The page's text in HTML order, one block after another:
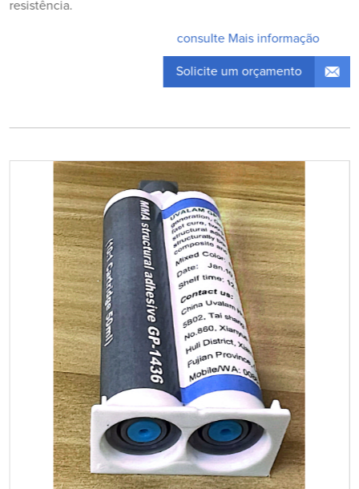
resistência.
consulte Mais informação
Solicite um orçamento